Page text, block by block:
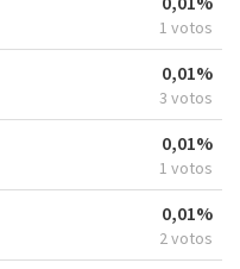
1 votos
0,01%
3 votos
0,01%
1 votos
0,01%
2 votos